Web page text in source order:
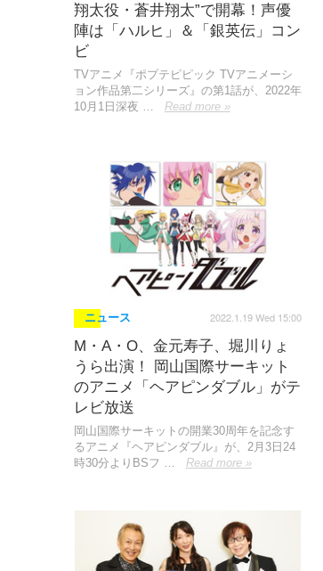
翔太役・蒼井翔太”で開幕！声優
陣は「ハルヒ」＆「銀英伝」コン
ビ
TVアニメ『ポプテピピック TVアニメーシ
ョン作品第二シリーズ』の第1話が、2022年
10月1日深夜 …
Read more »
ニュース 2022.1.19 Wed 15:00
M・A・O、金元寿子、堀川りょ
うら出演！ 岡山国際サーキット
のアニメ「ヘアピンダブル」がテ
レビ放送
岡山国際サーキットの開業30周年を記念す
るアニメ『ヘアピンダブル』が、2月3日24
時30分よりBSフ …
Read more »